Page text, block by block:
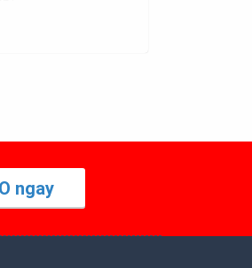
ngay